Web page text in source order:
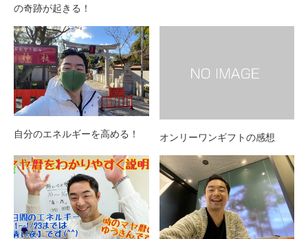
の奇跡が起きる！
自分のエネルギーを高める！ オンリーワンギフトの感想